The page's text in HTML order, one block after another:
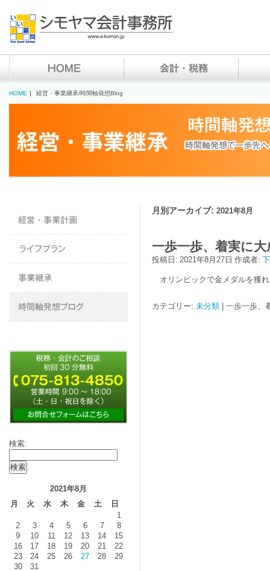
HOME 経営・事業継承/時間軸発想Blog
月別アーカイブ: 2021年8月
一歩一歩、着実に
投稿日: 2021年8月27日 作成者:
オリンピックで金メダルを獲
カテゴリー: 未分類 一歩一歩、
検索:
2021年8月
月
火 水 木 金 土 日
1
2
3 4 5 6 7
8
9
10 11 12 13 14
15
16
17 18 19 20 21
22
23
24 25 26 27 28
29
30
31